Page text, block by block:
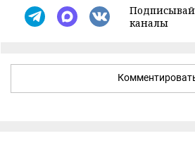
каналы